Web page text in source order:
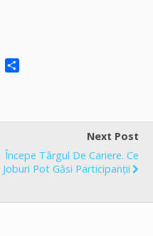
e
Next Post
Începe Târgul De Cariere. Ce
Joburi Pot Găsi Participanții